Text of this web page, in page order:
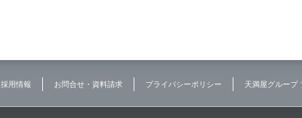
採用情報 お問合せ・資料請求 プライバシーポリシー 天満屋グループ